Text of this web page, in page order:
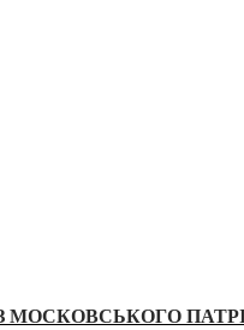
МОСКОВСЬКОГО